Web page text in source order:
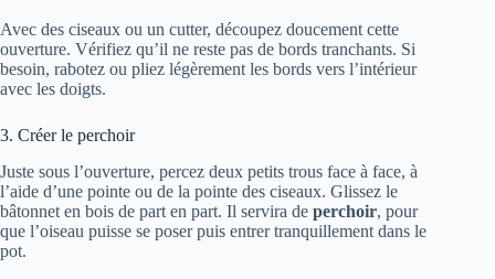
Avec des ciseaux ou un cutter, découpez doucement cette
ouverture. Vérifiez qu’il ne reste pas de bords tranchants. Si
besoin, rabotez ou pliez légèrement les bords vers l’intérieur
avec les doigts.
3. Créer le perchoir
Juste sous l’ouverture, percez deux petits trous face à face, à
l’aide d’une pointe ou de la pointe des ciseaux. Glissez le
bâtonnet en bois de part en part. Il servira de perchoir, pour
que l’oiseau puisse se poser puis entrer tranquillement dans le
pot.